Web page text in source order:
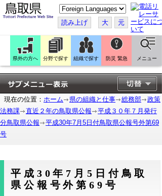
こ
の
ペ
ー
ジ
翻
訳
す
る
読み上げ 大 元
県外の方へ 分野で探す 組織で探す 防災 緊急 メニュー
現在の位置： ホーム 県の組織と仕事 総務部
政策
法務課
直近２年の鳥取県公報
平成３０年７月発行
分鳥取県公報
平成30年7月5日付鳥取県公報号外第69
号
平成30年7月5日付鳥取
県公報号外第69号